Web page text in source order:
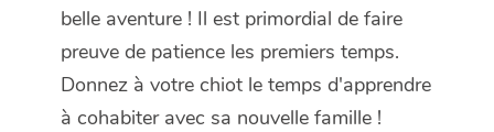
belle aventure ! Il est primordial de faire
preuve de patience les premiers temps.
Donnez à votre chiot le temps d'apprendre
à cohabiter avec sa nouvelle famille !